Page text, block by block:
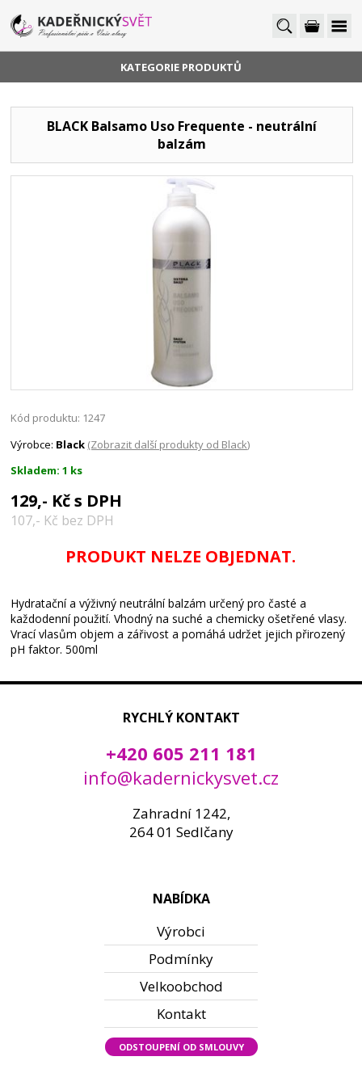
KATEGORIE PRODUKTŮ
BLACK Balsamo Uso Frequente - neutrální
balzám
Kód produktu: 1247
Výrobce: Black (Zobrazit další produkty od Black)
Skladem: 1 ks
129,- Kč s DPH
107,- Kč bez DPH
PRODUKT NELZE OBJEDNAT.
Hydratační a výživný neutrální balzám určený pro časté a
každodenní použití. Vhodný na suché a chemicky ošetřené vlasy.
Vrací vlasům objem a zářivost a pomáhá udržet jejich přirozený
pH faktor. 500ml
RYCHLÝ KONTAKT
+420 605 211 181
info@kadernickysvet.cz
Zahradní 1242,
264 01 Sedlčany
NABÍDKA
Výrobci
Podmínky
Velkoobchod
Kontakt
ODSTOUPENÍ OD SMLOUVY